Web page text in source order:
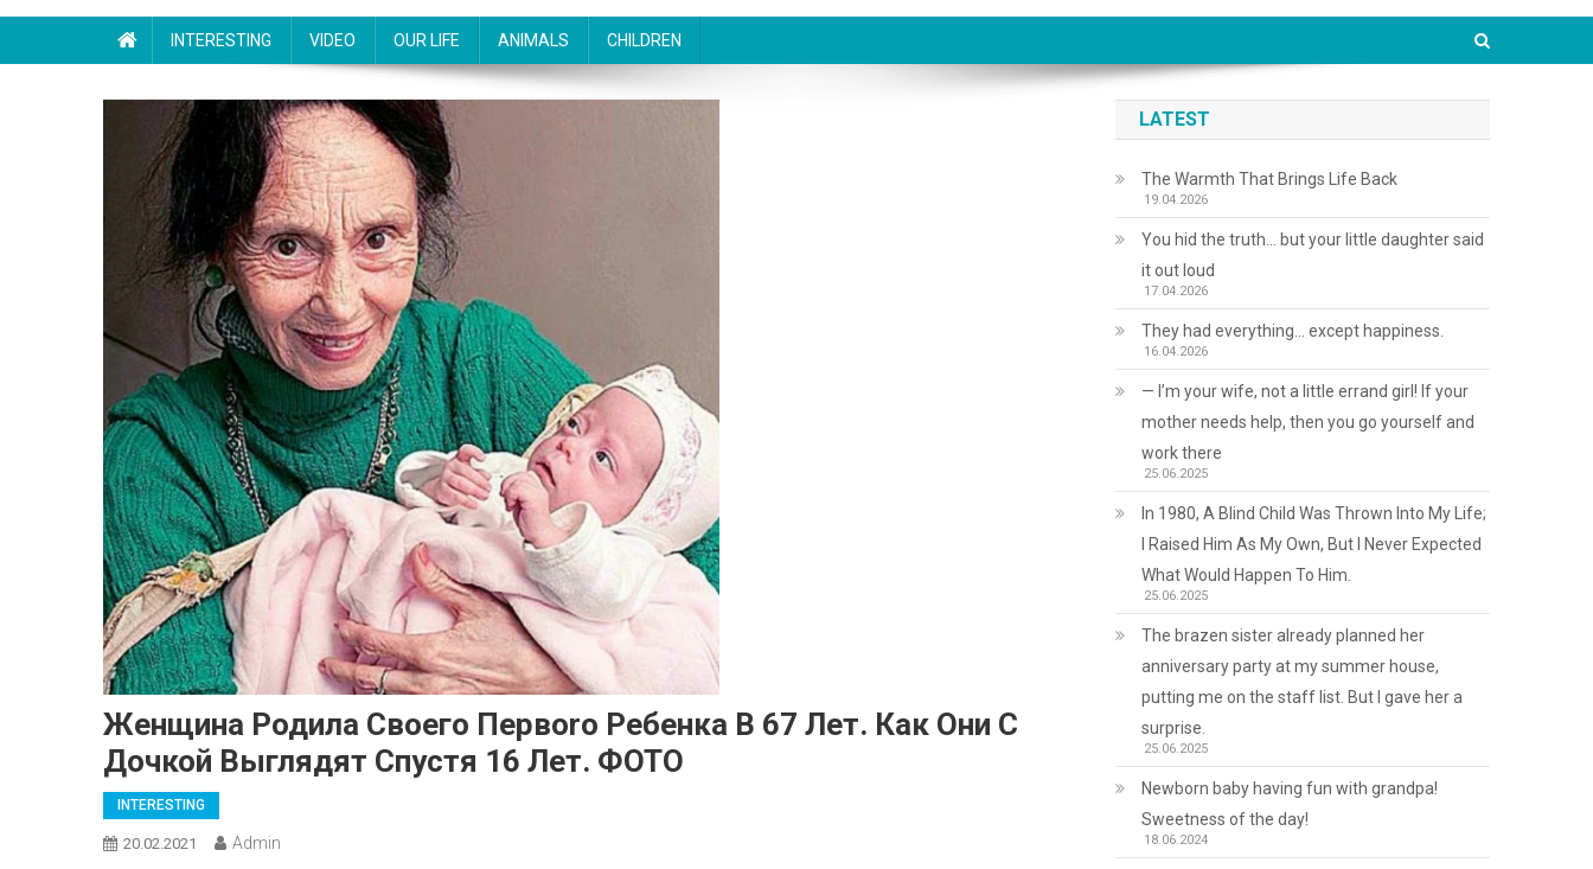
INTERESTING VIDEO OUR LIFE ANIMALS CHILDREN
Женщина Родила Своего Первоrо Ребенка В 67 Лет. Как Они С
Дочкой Выглядят Спустя 16 Лет. ФОТО
INTERESTING
20.02.2021 Admin
LATEST
The Warmth That Brings Life Back
19.04.2026
You hid the truth… but your little daughter said
it out loud
17.04.2026
They had everything… except happiness.
16.04.2026
— I’m your wife, not a little errand girl! If your
mother needs help, then you go yourself and
work there
25.06.2025
In 1980, A Blind Child Was Thrown Into My Life;
I Raised Him As My Own, But I Never Expected
What Would Happen To Him.
25.06.2025
The brazen sister already planned her
anniversary party at my summer house,
putting me on the staff list. But I gave her a
surprise.
25.06.2025
Newborn baby having fun with grandpa!
Sweetness of the day!
18.06.2024